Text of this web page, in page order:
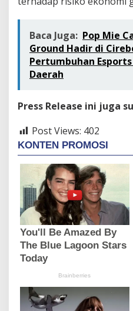
Baca Juga: Pop Mie
Ground Hadir di
Pertumbuhan
Daerah
Press Release ini juga
Post Views: 402